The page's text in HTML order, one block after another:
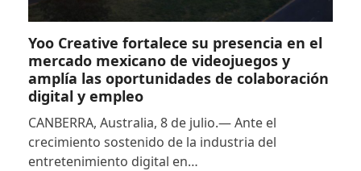
Yoo Creative fortalece su presencia en el
mercado mexicano de videojuegos y
amplía las oportunidades de colaboración
digital y empleo
CANBERRA, Australia, 8 de julio.— Ante el
crecimiento sostenido de la industria del
entretenimiento digital en…